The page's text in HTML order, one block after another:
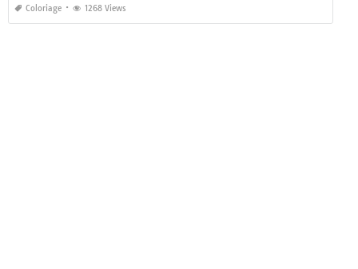
Coloriage 1268 Views